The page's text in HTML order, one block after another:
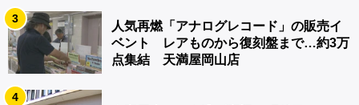
3
人気再燃「アナログレコード」の販売イ
ベント レアものから復刻盤まで…約3万
点集結 天満屋岡山店
4